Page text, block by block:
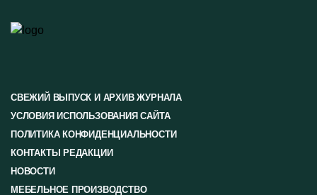
СВЕЖИЙ ВЫПУСК И АРХИВ ЖУРНАЛА
УСЛОВИЯ ИСПОЛЬЗОВАНИЯ САЙТА
ПОЛИТИКА КОНФИДЕНЦИАЛЬНОСТИ
КОНТАКТЫ РЕДАКЦИИ
НОВОСТИ
МЕБЕЛЬНОЕ ПРОИЗВОДСТВО